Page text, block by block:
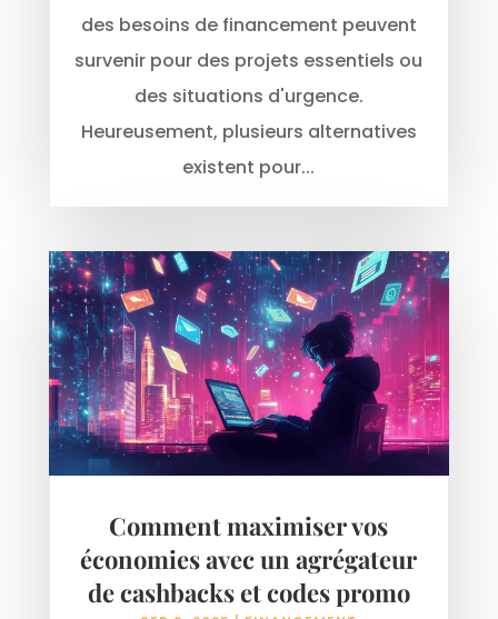
des besoins de financement peuvent
survenir pour des projets essentiels ou
des situations d'urgence.
Heureusement, plusieurs alternatives
existent pour...
Comment maximiser vos
économies avec un agrégateur
de cashbacks et codes promo